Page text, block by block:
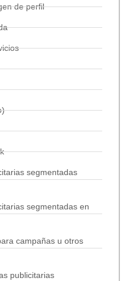
de perfil
segmentadas
segmentadas en
campañas u otros
publicitarias